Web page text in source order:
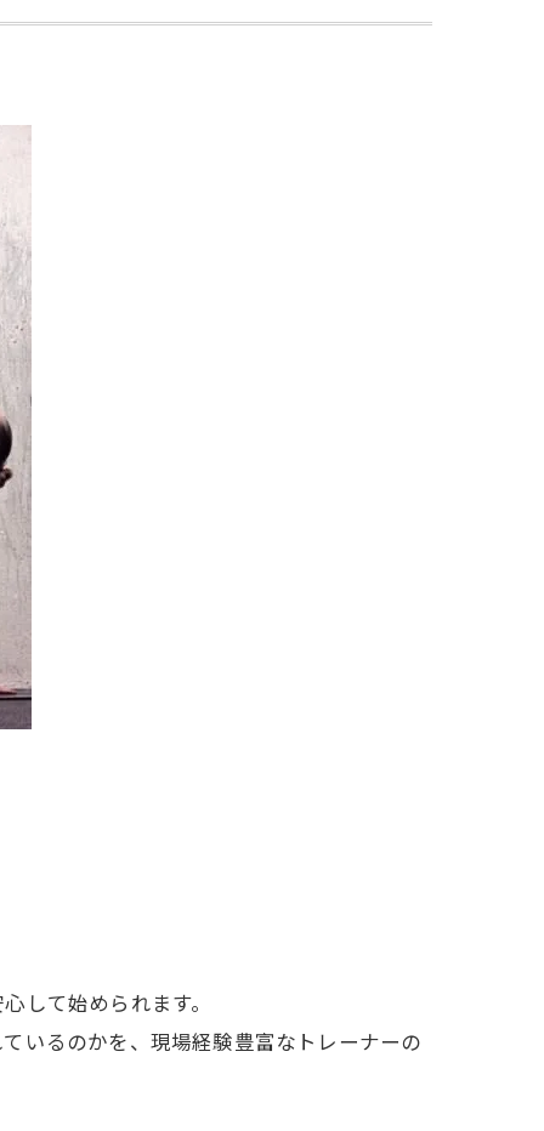
して始められます。
いるのかを、現場経験豊富なトレーナーの